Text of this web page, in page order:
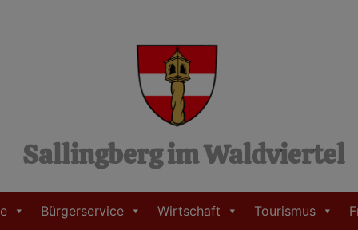
Sallingberg im Waldviertel
Bürgerservice Wirtschaft Tourismus